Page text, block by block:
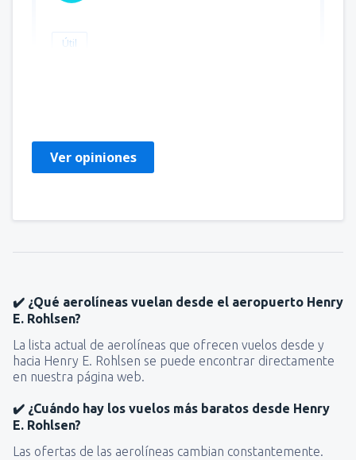
Útil
Ver opiniones
✔️ ¿Qué aerolíneas vuelan desde el aeropuerto Henry
E. Rohlsen?
La lista actual de aerolíneas que ofrecen vuelos desde y
hacia Henry E. Rohlsen se puede encontrar directamente
en nuestra página web.
✔️ ¿Cuándo hay los vuelos más baratos desde Henry
E. Rohlsen?
Las ofertas de las aerolíneas cambian constantemente.